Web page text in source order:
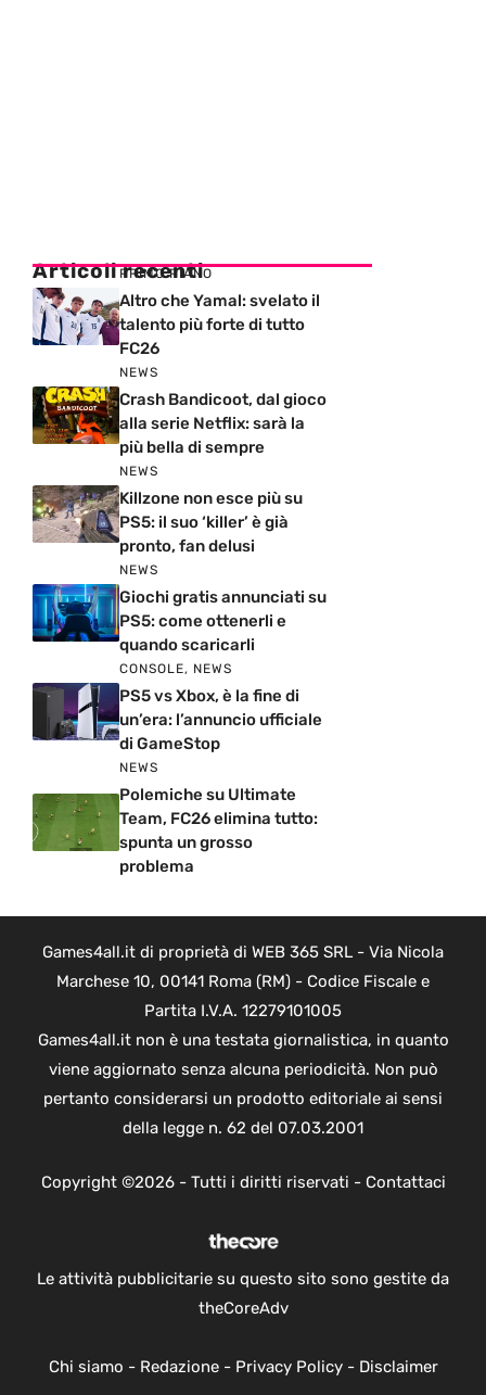
Articoli recenti
PRIMO PIANO
Altro che Yamal: svelato il
talento più forte di tutto
FC26
NEWS
Crash Bandicoot, dal gioco
alla serie Netflix: sarà la
più bella di sempre
NEWS
Killzone non esce più su
PS5: il suo ‘killer’ è già
pronto, fan delusi
NEWS
Giochi gratis annunciati su
PS5: come ottenerli e
quando scaricarli
CONSOLE, NEWS
PS5 vs Xbox, è la fine di
un’era: l’annuncio ufficiale
di GameStop
NEWS
Polemiche su Ultimate
Team, FC26 elimina tutto:
spunta un grosso
problema
Games4all.it di proprietà di WEB 365 SRL - Via Nicola
Marchese 10, 00141 Roma (RM) - Codice Fiscale e
Partita I.V.A. 12279101005
Games4all.it non è una testata giornalistica, in quanto
viene aggiornato senza alcuna periodicità. Non può
pertanto considerarsi un prodotto editoriale ai sensi
della legge n. 62 del 07.03.2001
Copyright ©2026 - Tutti i diritti riservati - Contattaci
Le attività pubblicitarie su questo sito sono gestite da
theCoreAdv
Chi siamo - Redazione- Privacy Policy- Disclaimer